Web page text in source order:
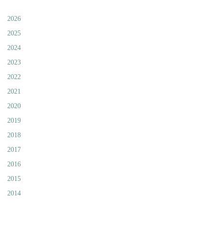
2026
2025
2024
2023
2022
2021
2020
2019
2018
2017
2016
2015
2014